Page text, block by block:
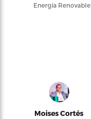
Energía Renovable
Moises Cortés